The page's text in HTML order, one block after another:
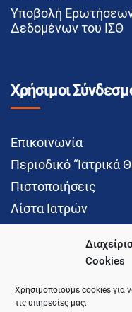
Cookies
Χρησιμοποιούμε cookies για
τις υπηρεσίες μας.
Υποβολή
Δεδομένων του ΙΣΘ
Χρήσιμοι
Επικοινωνία
Περιοδικό “Ιατρικά
Πιστοποιήσεις
Λίστα Ιατρών
Social Media